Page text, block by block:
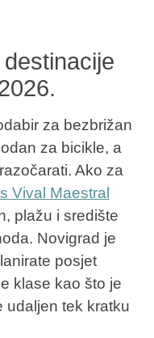
za bezbrižan
za bicikle, a
Ako za
Vival Maestral
plažu i središte
Novigrad je
posjet
klase kao što je
udaljen tek kratku